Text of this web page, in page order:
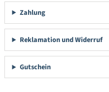
Zahlung
Reklamation und Widerruf
Gutschein